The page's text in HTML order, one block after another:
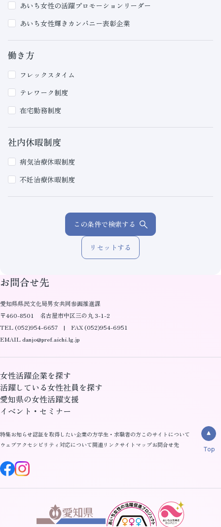
あいち女性の活躍プロモーションリーダー
あいち女性輝きカンパニー表彰企業
働き方
フレックスタイム
テレワーク制度
在宅勤務制度
社内休暇制度
病気治療休暇制度
不妊治療休暇制度
この条件で検索する
リセットする
お問合せ先
愛知県県民文化局男女共同参画推進課
〒460-8501 名古屋市中区三の丸 3-1-2
TEL (052)954-6657 | FAX (052)954-6951
EMAIL danjo@pref.aichi.lg.jp
女性活躍企業を探す
活躍している女性社員を探す
愛知県の女性活躍支援
イベント・セミナー
特集お知らせ認証を取得したい企業の方学生・求職者の方このサイトについて
ウェブアクセシビリティ対応について関連リンクサイトマップお問合せ先
Top